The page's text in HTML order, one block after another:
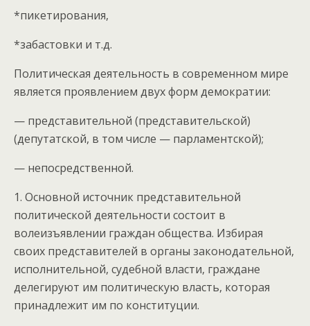
*пикетирования,
*забастовки и т.д.
Политическая деятельность в современном мире
является проявлением двух форм демократии:
— представительной (представительской)
(депутатской, в том числе — парламентской);
— непосредственной.
1. Основной источник представительной
политической деятельности состоит в
волеизъявлении граждан общества. Избирая
своих представителей в органы законодательной,
исполнительной, судебной власти, граждане
делегируют им политическую власть, которая
принадлежит им по конституции.